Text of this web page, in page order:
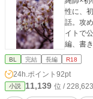
性に、
話。攻めの愛が重
イトで
編、書
BL 完結 長編 R18
24h.ポイント 92pt
小説 11,139 位 /